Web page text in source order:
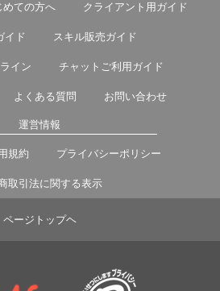
めての方へ クライアント用ガイド
イド スキル販売ガイド
イン チャットご利用ガイド
よくある質問 お問い合わせ
運営情報
規約 プライバシーポリシー
取引法に関する表示
ページトップヘ